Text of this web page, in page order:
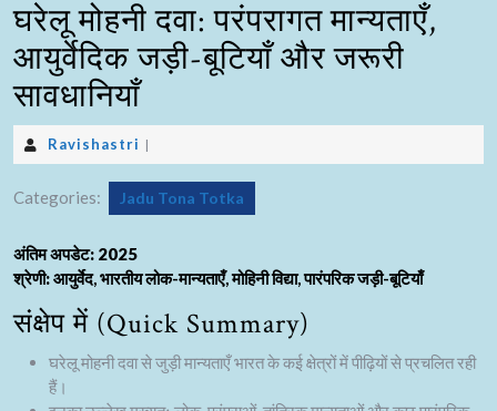
घरेलू मोहनी दवा: परंपरागत मान्यताएँ,
आयुर्वेदिक जड़ी-बूटियाँ और जरूरी
सावधानियाँ
Ravishastri |
Categories: Jadu Tona Totka
अंतिम अपडेट: 2025
श्रेणी:आयुर्वेद, भारतीय लोक-मान्यताएँ, मोहिनी विद्या, पारंपरिक जड़ी-बूटियाँ
संक्षेप में (Quick Summary)
घरेलू मोहनी दवा से जुड़ी मान्यताएँ भारत के कई क्षेत्रों में पीढ़ियों से प्रचलित रही
हैं।